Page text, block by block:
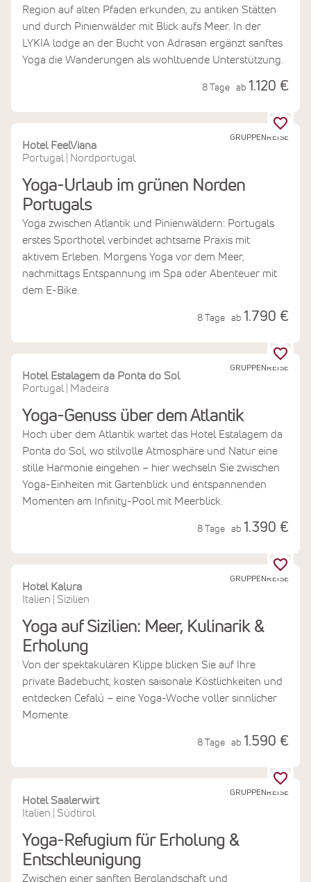
Region auf alten Pfaden erkunden, zu antiken Stätten
und durch Pinienwälder mit Blick aufs Meer. In der
LYKIA lodge an der Bucht von Adrasan ergänzt sanftes
Yoga die Wanderungen als wohltuende Unterstützung.
8 Tage ab 1.120 €
GRUPPENREISE
Hotel FeelViana
Portugal| Nordportugal
Yoga-Urlaub im grünen Norden
Portugals
Yoga zwischen Atlantik und Pinienwäldern: Portugals
erstes Sporthotel verbindet achtsame Praxis mit
aktivem Erleben. Morgens Yoga vor dem Meer,
nachmittags Entspannung im Spa oder Abenteuer mit
dem E-Bike.
8 Tage ab 1.790 €
GRUPPENREISE
Hotel Estalagem da Ponta do Sol
Portugal| Madeira
Yoga-Genuss über dem Atlantik
Hoch über dem Atlantik wartet das Hotel Estalagem da
Ponta do Sol, wo stilvolle Atmosphäre und Natur eine
stille Harmonie eingehen – hier wechseln Sie zwischen
Yoga-Einheiten mit Gartenblick und entspannenden
Momenten am Infinity-Pool mit Meerblick.
8 Tage ab 1.390 €
GRUPPENREISE
Hotel Kalura
Italien
Sizilien
Yoga auf Sizilien: Meer, Kulinarik &
Erholung
Von der spektakulären Klippe blicken Sie auf Ihre
private Badebucht, kosten saisonale Köstlichkeiten und
entdecken Cefalú – eine Yoga-Woche voller sinnlicher
Momente.
8 Tage ab 1.590 €
GRUPPENREISE
Hotel Saalerwirt
Italien
Südtirol
Yoga-Refugium für Erholung &
Entschleunigung
Zwischen einer sanften Berglandschaft und